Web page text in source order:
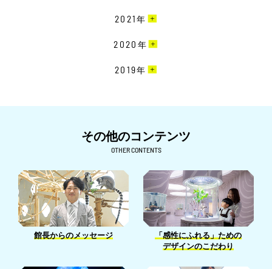
9月［18］
8月［11］
3月［4］
2月［6］
1月［5］
9月［16］
8月［12］
4月［26］
2月［15］
1月［13］
12月［22］
9月［14］
6月［26］
5月［27］
3月［25］
2月［24］
1月［18］
2021年
12月［19］
7月［22］
6月［23］
5月［32］
4月［26］
3月［22］
2月［13］
2020 年
12月［15］
10月［26］
8月［7］
6月［15］
5月［12］
4月［7］
3月［14］
2019年
10月［6］
9月［6］
7月［9］
6月［6］
5月［5］
その他のコンテンツ
OTHER CONTENTS
館長からのメッセージ
「感性にふれる」ための
デザインのこだわり